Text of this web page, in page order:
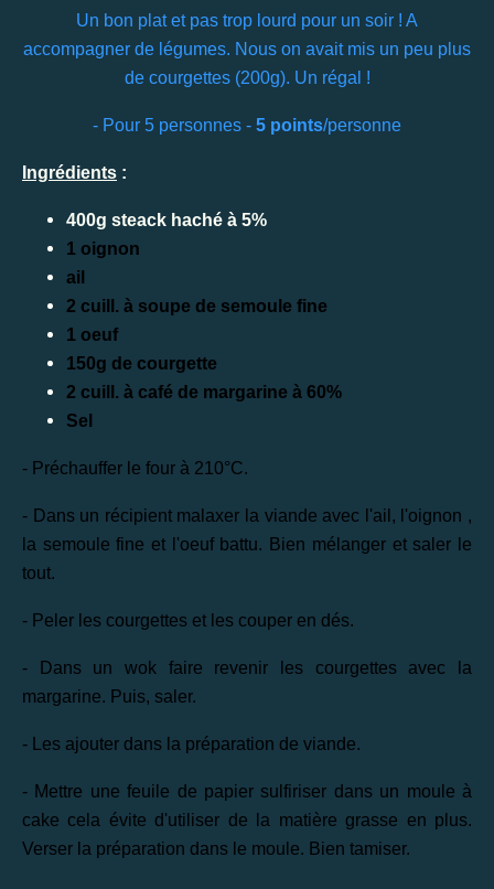
Un bon plat et pas trop lourd pour un soir ! A
accompagner de légumes. Nous on avait mis un peu plus
de courgettes (200g). Un régal !
- Pour 5 personnes - 5 points/personne
Ingrédients :
400g steack haché à 5%
1 oignon
ail
2 cuill. à soupe de semoule fine
1 oeuf
150g de courgette
2 cuill. à café de margarine à 60%
Sel
- Préchauffer le four à 210°C.
- Dans un récipient malaxer la viande avec l'ail, l'oignon ,
la semoule fine et l'oeuf battu. Bien mélanger et saler le
tout.
- Peler les courgettes et les couper en dés.
- Dans un wok faire revenir les courgettes avec la
margarine. Puis, saler.
- Les ajouter dans la préparation de viande.
- Mettre une feuile de papier sulfiriser dans un moule à
cake cela évite d'utiliser de la matière grasse en plus.
Verser la préparation dans le moule. Bien tamiser.